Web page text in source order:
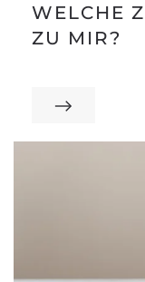
WELCHE
ZU MIR?